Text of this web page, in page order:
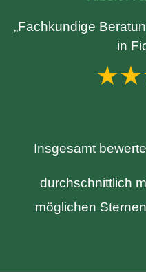
„Fachkundige
in
Insgesamt
durchschnittlich
möglichen